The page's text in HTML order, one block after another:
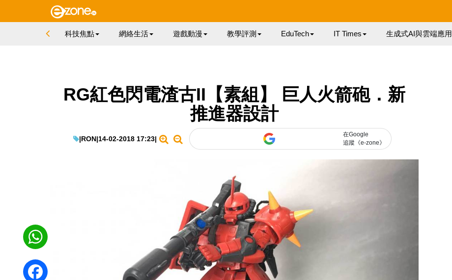
科技焦點 網絡生活 遊戲動漫 教學評測 EduTech IT Times 生成式AI與雲端應用
RG紅色閃電渣古II【素組】 巨人火箭砲．新
推進器設計
|RON|14-02-2018 17:23|
在Google
追蹤《e-zone》
WhatsApp